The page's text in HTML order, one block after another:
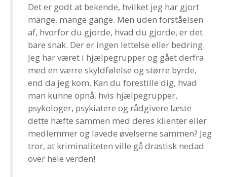
Det er godt at bekende, hvilket jeg har gjort
mange, mange gange. Men uden forståelsen
af, hvorfor du gjorde, hvad du gjorde, er det
bare snak. Der er ingen lettelse eller bedring.
Jeg har været i hjælpegrupper og gået derfra
med en værre skyldfølelse og større byrde,
end da jeg kom. Kan du forestille dig, hvad
man kunne opnå, hvis hjælpegrupper,
psykologer, psykiatere og rådgivere læste
dette hæfte sammen med deres klienter eller
medlemmer og lavede øvelserne sammen? Jeg
tror, at kriminaliteten ville gå drastisk nedad
over hele verden!